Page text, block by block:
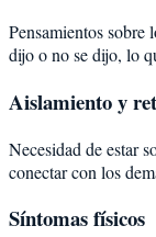
Pensamientos sobre
dijo o no se dijo, lo
Aislamiento y
Necesidad de estar
conectar con los
Síntomas físicos